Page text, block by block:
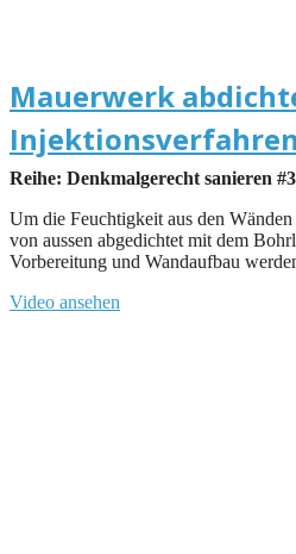
Mauerwerk
Injektionsverfahren
Reihe: Denkmalgerecht sanieren #3
Um die Feuchtigkeit aus den
von aussen abgedichtet mit dem
Vorbereitung und Wandaufbau
Video ansehen